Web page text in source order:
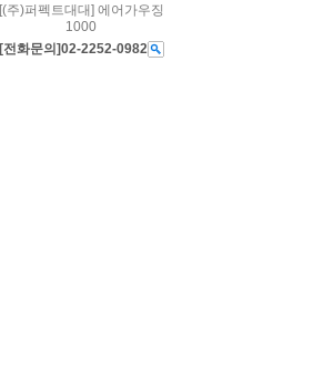
[(주)퍼펙트대대] 에어가우징
1000
[전화문의]02-2252-0982